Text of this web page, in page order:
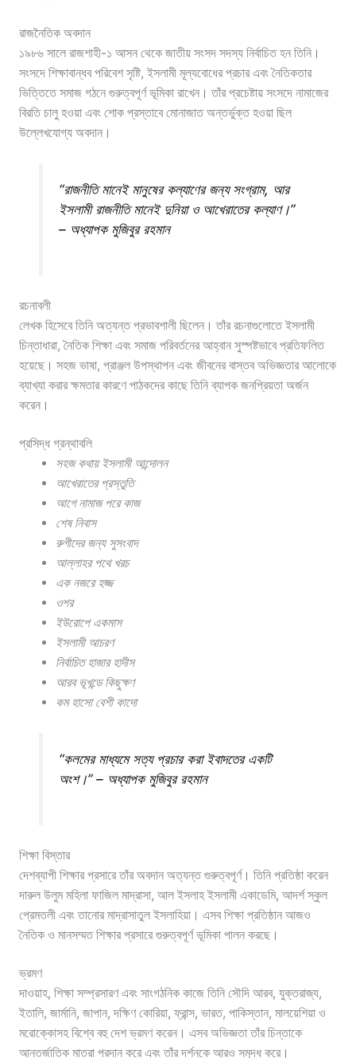
রাজনৈতিক অবদান
১৯৮৬ সালে রাজশাহী-১ আসন থেকে জাতীয় সংসদ সদস্য নির্বাচিত হন তিনি।
সংসদে শিক্ষাবান্ধব পরিবেশ সৃষ্টি, ইসলামী মূল্যবোধের প্রচার এবং নৈতিকতার
ভিত্তিতে সমাজ গঠনে গুরুত্বপূর্ণ ভূমিকা রাখেন। তাঁর প্রচেষ্টায় সংসদে নামাজের
বিরতি চালু হওয়া এবং শোক প্রস্তাবে মোনাজাত অন্তর্ভুক্ত হওয়া ছিল
উল্লেখযোগ্য অবদান।
“রাজনীতি মানেই মানুষের কল্যাণের জন্য সংগ্রাম, আর
ইসলামী রাজনীতি মানেই দুনিয়া ও আখেরাতের কল্যাণ।”
– অধ্যাপক মুজিবুর রহমান
রচনাবলী
লেখক হিসেবে তিনি অত্যন্ত প্রভাবশালী ছিলেন। তাঁর রচনাগুলোতে ইসলামী
চিন্তাধারা, নৈতিক শিক্ষা এবং সমাজ পরিবর্তনের আহ্বান সুস্পষ্টভাবে প্রতিফলিত
হয়েছে। সহজ ভাষা, প্রাঞ্জল উপস্থাপন এবং জীবনের বাস্তব অভিজ্ঞতার আলোকে
ব্যাখ্যা করার ক্ষমতার কারণে পাঠকদের কাছে তিনি ব্যাপক জনপ্রিয়তা অর্জন
করেন।
প্রসিদ্ধ গ্রন্থাবলি
সহজ কথায় ইসলামী আন্দোলন
আখেরাতের প্রস্তুতি
আগে নামাজ পরে কাজ
শেষ নিবাস
রুগীদের জন্য সুসংবাদ
আল্লাহর পথে খরচ
এক নজরে হজ্জ
ওশর
ইউরোপে একমাস
ইসলামী আচরণ
নির্বাচিত হাজার হাদীস
আরব ভূখন্ডে কিছুক্ষণ
কম হাসো বেশী কাদো
“কলমের মাধ্যমে সত্য প্রচার করা ইবাদতের একটি
অংশ।” – অধ্যাপক মুজিবুর রহমান
শিক্ষা বিস্তার
দেশব্যাপী শিক্ষার প্রসারে তাঁর অবদান অত্যন্ত গুরুত্বপূর্ণ। তিনি প্রতিষ্ঠা করেন
দারুল উলুম মহিলা ফাজিল মাদ্রাসা, আল ইসলাহ ইসলামী একাডেমি, আদর্শ স্কুল
প্রেমতলী এবং তানোর মাদ্রাসাতুল ইসলাহিয়া। এসব শিক্ষা প্রতিষ্ঠান আজও
নৈতিক ও মানসম্মত শিক্ষার প্রসারে গুরুত্বপূর্ণ ভূমিকা পালন করছে।
ভ্রমণ
দাওয়াহ, শিক্ষা সম্প্রসারণ এবং সাংগঠনিক কাজে তিনি সৌদি আরব, যুক্তরাজ্য,
ইতালি, জার্মানি, জাপান, দক্ষিণ কোরিয়া, ফ্রান্স, ভারত, পাকিস্তান, মালয়েশিয়া ও
মরোক্কোসহ বিশ্বে বহু দেশ ভ্রমণ করেন। এসব অভিজ্ঞতা তাঁর চিন্তাকে
আন্তর্জাতিক মাত্রা প্রদান করে এবং তাঁর দর্শনকে আরও সমৃদ্ধ করে।